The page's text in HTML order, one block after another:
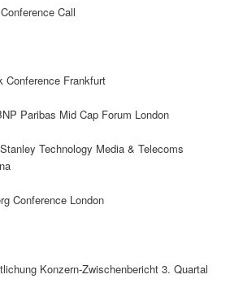
Call
Conference Frankfurt
Paribas Mid Cap Forum London
Technology Media & Telecoms
Conference London
Konzern-Zwischenbericht 3. Quartal